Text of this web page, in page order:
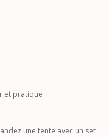
et pratique
une tente avec un set